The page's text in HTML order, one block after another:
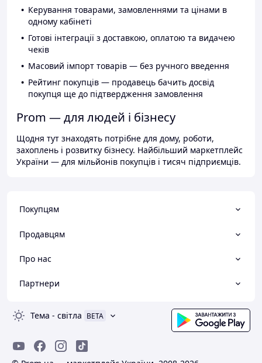
Керування товарами, замовленнями та цінами в
одному кабінеті
Готові інтеграції з доставкою, оплатою та видачею
чеків
Масовий імпорт товарів — без ручного введення
Рейтинг покупців — продавець бачить досвід
покупця ще до підтвердження замовлення
Prom — для людей і бізнесу
Щодня тут знаходять потрібне для дому, роботи,
захоплень і розвитку бізнесу. Найбільший маркетплейс
України — для мільйонів покупців і тисяч підприємців.
Покупцям
Продавцям
Про нас
Партнери
Тема - світла BETA